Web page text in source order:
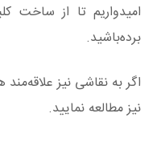
امیدواریم تا از ساخت
برده‌باشید.
اگر به نقاشی نیز
نیز مطالعه نمایید.